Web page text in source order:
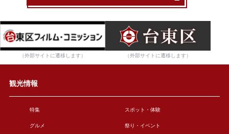
（外部サイトに遷移します） （外部サイトに遷移します）
観光情報
特集 スポット・体験
グルメ 祭り・イベント